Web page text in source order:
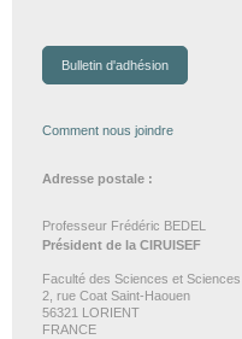
Bulletin d'adhésion
Comment nous joindre
Adresse postale :
Professeur Frédéric BEDEL
Président de la CIRUISEF
Faculté des Sciences et
2, rue Coat Saint-Haouen
56321 LORIENT
FRANCE